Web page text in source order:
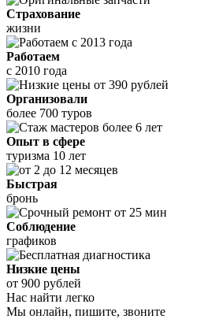
Страхование
жизни
Работаем
с 2010 года
Организовали
более 700 туров
Опыт в сфере
туризма 10 лет
Быстрая
бронь
Соблюдение
графиков
Низкие цены
от 900 рублей
Нас найти легко
Мы онлайн, пишите, звоните